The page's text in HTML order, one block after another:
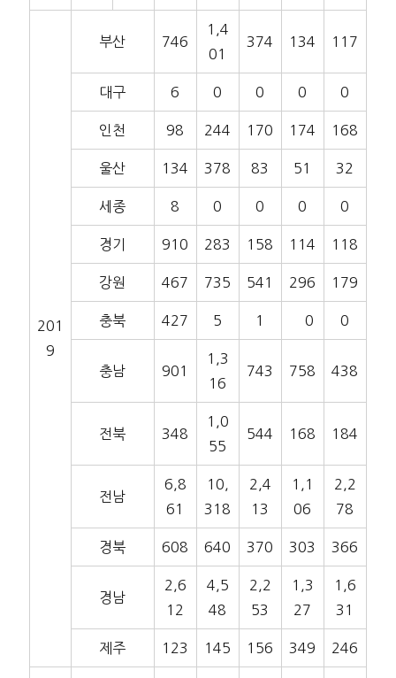
201
9
부산 746
1,4
01
374 134 117
대구 6 0 0 0 0
인천 98 244 170 174 168
울산 134 378 83 51 32
세종 8 0 0 0 0
경기 910 283 158 114 118
강원 467 735 541 296 179
충북 427 5 1 0 0
충남 901
1,3
16
743 758 438
전북 348
1,0
55
544 168 184
전남
6,8
61
10,
318
2,4
13
1,1
06
2,2
78
경북 608 640 370 303 366
경남
2,6
12
4,5
48
2,2
53
1,3
27
1,6
31
제주 123 145 156 349 246